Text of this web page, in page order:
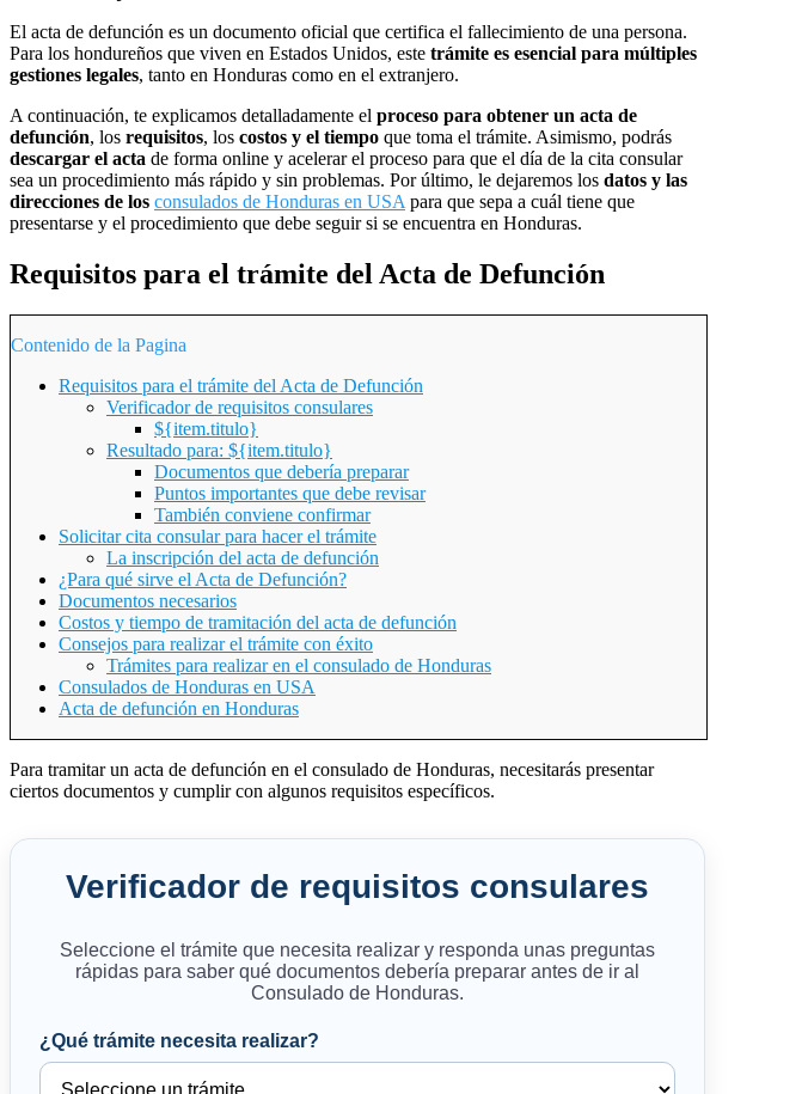
El acta de defunción es un documento oficial que certifica el fallecimiento de una persona.
Para los hondureños que viven en Estados Unidos, este trámite es esencial para múltiples
gestiones legales, tanto en Honduras como en el extranjero.
A continuación, te explicamos detalladamente el proceso para obtener un acta de
defunción, los requisitos, los costos y el tiempo que toma el trámite. Asimismo, podrás
descargar el acta de forma online y acelerar el proceso para que el día de la cita consular
sea un procedimiento más rápido y sin problemas. Por último, le dejaremos los datos y las
direcciones de los consulados de Honduras en USA para que sepa a cuál tiene que
presentarse y el procedimiento que debe seguir si se encuentra en Honduras.
Requisitos para el trámite del Acta de Defunción
Contenido de la Pagina
Requisitos para el trámite del Acta de Defunción
Verificador de requisitos consulares
${item.titulo}
Resultado para: ${item.titulo}
Documentos que debería preparar
Puntos importantes que debe revisar
También conviene confirmar
Solicitar cita consular para hacer el trámite
La inscripción del acta de defunción
¿Para qué sirve el Acta de Defunción?
Documentos necesarios
Costos y tiempo de tramitación del acta de defunción
Consejos para realizar el trámite con éxito
Trámites para realizar en el consulado de Honduras
Consulados de Honduras en USA
Acta de defunción en Honduras
Para tramitar un acta de defunción en el consulado de Honduras, necesitarás presentar
ciertos documentos y cumplir con algunos requisitos específicos.
Verificador de requisitos consulares
Seleccione el trámite que necesita realizar y responda unas preguntas
rápidas para saber qué documentos debería preparar antes de ir al
Consulado de Honduras.
¿Qué trámite necesita realizar?